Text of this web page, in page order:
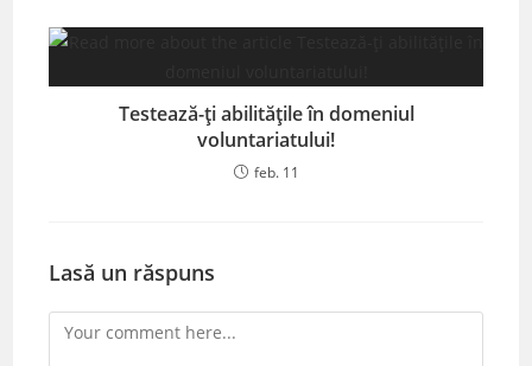
Testează-ți abilitățile în domeniul
voluntariatului!
feb. 11
Lasă un răspuns
Comment